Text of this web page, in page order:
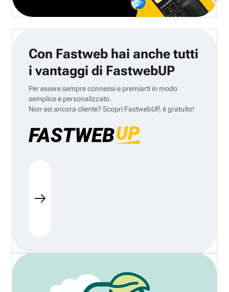
Con Fastweb hai anche tutti
i vantaggi di FastwebUP
Per essere sempre connessi e premiarti in modo
semplice e personalizzato.
Non sei ancora cliente? Scopri FastwebUP, è gratuito!